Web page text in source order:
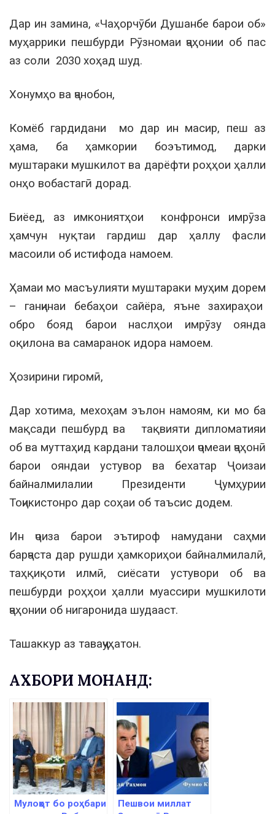
Дар ин замина, «Чаҳорчӯби Душанбе барои об»
муҳаррики пешбурди Рӯзномаи ҷаҳонии об пас
аз соли 2030 хоҳад шуд.
Хонумҳо ва ҷанобон,
Комёб гардидани мо дар ин масир, пеш аз
ҳама, ба ҳамкории боэътимод, дарки
муштараки мушкилот ва дарёфти роҳҳои ҳалли
онҳо вобастагӣ дорад.
Биёед, аз имкониятҳои конфронси имрӯза
ҳамчун нуқтаи гардиш дар ҳаллу фасли
масоили об истифода намоем.
Ҳамаи мо масъулияти муштараки муҳим дорем
– ганҷинаи бебаҳои сайёра, яъне захираҳои
обро бояд барои наслҳои имрӯзу оянда
оқилона ва самаранок идора намоем.
Ҳозирини гиромӣ,
Дар хотима, мехоҳам эълон намоям, ки мо ба
мақсади пешбурд ва тақвияти дипломатияи
об ва муттаҳид кардани талошҳои ҷомеаи ҷаҳонӣ
барои ояндаи устувор ва бехатар Ҷоизаи
байналмилалии Президенти Ҷумҳурии
Тоҷикистонро дар соҳаи об таъсис додем.
Ин ҷоиза барои эътироф намудани саҳми
барҷаста дар рушди ҳамкориҳои байналмилалӣ,
таҳқиқоти илмӣ, сиёсати устувори об ва
пешбурди роҳҳои ҳалли муассири мушкилоти
ҷаҳонии об нигаронида шудааст.
Ташаккур аз таваҷҷуҳатон.
АХБОРИ МОНАНД:
Мулоқот бо роҳбари
Пешвои миллат